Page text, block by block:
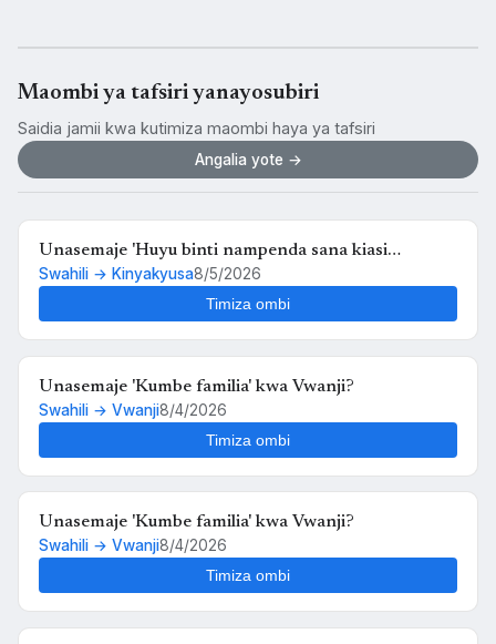
Maombi ya tafsiri yanayosubiri
Saidia jamii kwa kutimiza maombi haya ya tafsiri
Angalia yote →
Unasemaje 'Huyu binti nampenda sana kiasi
kwamba nikimuona tu nahisi kuchanganyikiwa' kwa
Swahili → Kinyakyusa8/5/2026
Timiza ombi
Unasemaje 'Kumbe familia' kwa Vwanji?
Swahili → Vwanji8/4/2026
Timiza ombi
Unasemaje 'Kumbe familia' kwa Vwanji?
Swahili → Vwanji8/4/2026
Timiza ombi